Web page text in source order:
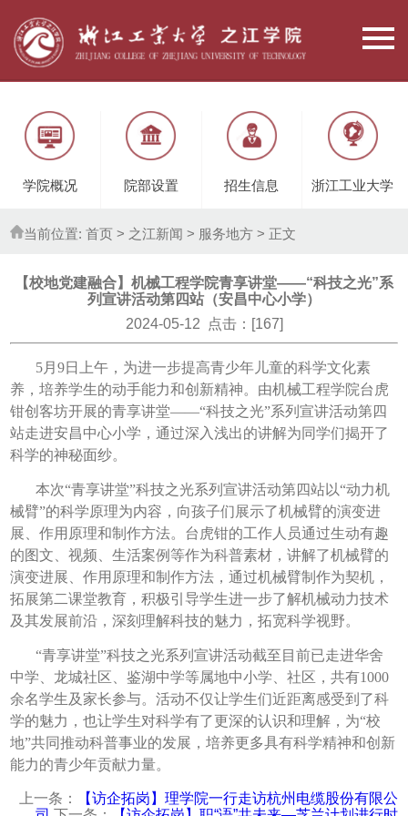
学院概况 院部设置 招生信息 浙江工业大学
当前位置:首页 > 之江新闻 > 服务地方 > 正文
【校地党建融合】机械工程学院青享讲堂——“科技之光”系
列宣讲活动第四站（安昌中心小学）
2024-05-12 点击：[ 167
5月9日上午，为进一步提高青少年儿童的科学文化素
养，培养学生的动手能力和创新精神。由机械工程学院台虎
钳创客坊开展的青享讲堂——“科技之光”系列宣讲活动第四
站走进安昌中心小学，通过深入浅出的讲解为同学们揭开了
科学的神秘面纱。
本次“青享讲堂”科技之光系列宣讲活动第四站以“动力机
械臂”的科学原理为内容，向孩子们展示了机械臂的演变进
展、作用原理和制作方法。台虎钳的工作人员通过生动有趣
的图文、视频、生活案例等作为科普素材，讲解了机械臂的
演变进展、作用原理和制作方法，通过机械臂制作为契机，
拓展第二课堂教育，积极引导学生进一步了解机械动力技术
及其发展前沿，深刻理解科技的魅力，拓宽科学视野。
“青享讲堂”科技之光系列宣讲活动截至目前已走进华舍
中学、龙城社区、鉴湖中学等属地中小学、社区，共有1000
余名学生及家长参与。活动不仅让学生们近距离感受到了科
学的魅力，也让学生对科学有了更深的认识和理解，为“校
地”共同推动科普事业的发展，培养更多具有科学精神和创新
能力的青少年贡献力量。
上一条：
【访企拓岗】理学院一行走访杭州电缆股份有限公